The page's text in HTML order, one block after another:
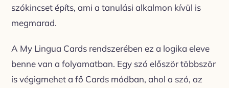
szókincset építs, ami a tanulási alkalmon kívül is
megmarad.
A My Lingua Cards rendszerében ez a logika eleve
benne van a folyamatban. Egy szó először többször
is végigmehet a fő Cards módban, ahol a szó, az